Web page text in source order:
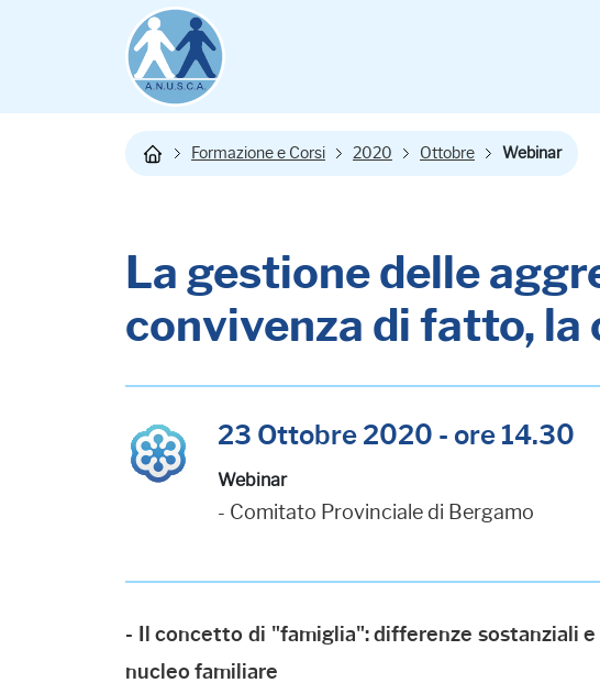
Formazione e Corsi 2020 Ottobre Webinar
La gestione delle
convivenza di fatto,
23 Ottobre 2020 - ore 14.30
Webinar
- Comitato Provinciale di Bergamo
- Il concetto di "famiglia": differenze sostanziali
nucleo familiare